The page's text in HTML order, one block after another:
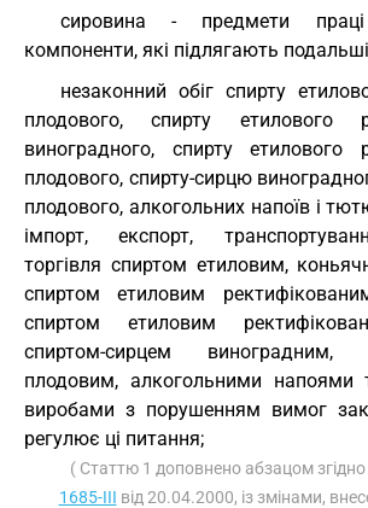
сировина - предмети
компоненти, які підлягають
незаконний обіг спирту
плодового, спирту етилового
виноградного, спирту етилового
плодового, спирту-сирцю
плодового, алкогольних напоїв і
імпорт, експорт,
торгівля спиртом етиловим,
спиртом етиловим
спиртом етиловим
спиртом-сирцем виноградним,
плодовим, алкогольними
виробами з порушенням вимог
регулює ці питання;
( Статтю 1 доповнено абзацом
1685-III від 20.04.2000, із змінами,